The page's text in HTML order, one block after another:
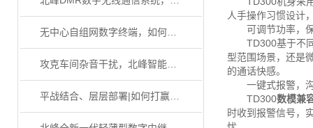
无中心自组网数字终端，如何攻克隧道无网络通信盲区？
攻克车间杂音干扰，北峰智能降噪数字终端如何准确传达指令？
平战结合、层层部署|如何打赢秋冬森林防火战？
人手操作习惯设计
可调节功率，保
TD300基于不同
型范围场景，还是
的通话快感。
一键式报警，沟
TD300数模兼
时收到报警信号，